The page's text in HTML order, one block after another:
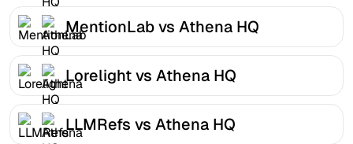
MentionLab vs Athena HQ
Lorelight vs Athena HQ
LLMRefs vs Athena HQ